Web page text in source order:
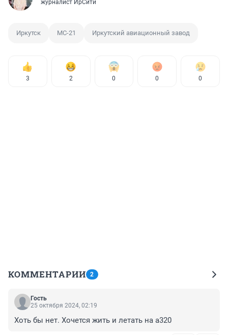
журналист ИрСити
Иркутск МС-21 Иркутский авиационный завод
3 2 0 0 0
КОММЕНТАРИИ 2
Гость
25 октября 2024, 02:19
Хоть бы нет. Хочется жить и летать на а320